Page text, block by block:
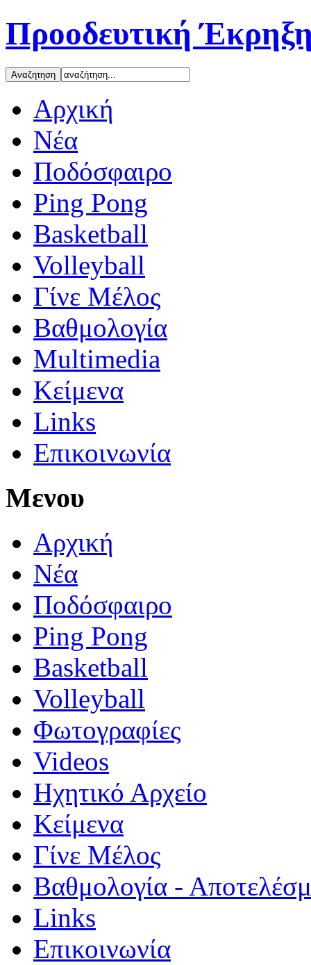
Προοδευτική
Αρχική
Νέα
Ποδόσφαιρο
Ping Pong
Basketball
Volleyball
Γίνε Μέλος
Βαθμολογία
Multimedia
Κείμενα
Links
Επικοινωνία
Μενου
Αρχική
Νέα
Ποδόσφαιρο
Ping Pong
Basketball
Volleyball
Φωτογραφίες
Videos
Ηχητικό Αρχείο
Κείμενα
Γίνε Μέλος
Βαθμολογία -
Links
Επικοινωνία